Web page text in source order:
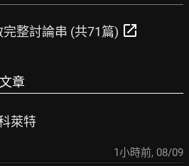
整討論串 (共71篇) open_in_new
章
萊特
1小時前, 08/09